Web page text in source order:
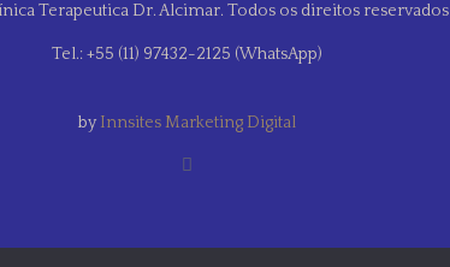
Terapeutica Dr. Alcimar. Todos os direitos reservados
Tel.: +55 (11) 97432-2125 (WhatsApp)
by Innsites Marketing Digital